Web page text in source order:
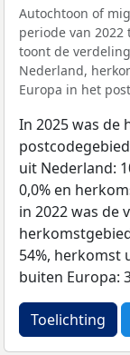
Autochtoon of
periode van 2022
toont de
Nederland,
Europa in het
In 2025 was de
uit Nederland:
0,0% en
in 2022 was de
54%, herkomst
buiten Europa:
Toelichting